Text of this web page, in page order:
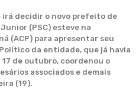
irá decidir o novo prefeito de
(PSC) esteve na
(ACP) para apresentar seu
da entidade, que já havia
de outubro, coordenou o
associados e demais
(19).